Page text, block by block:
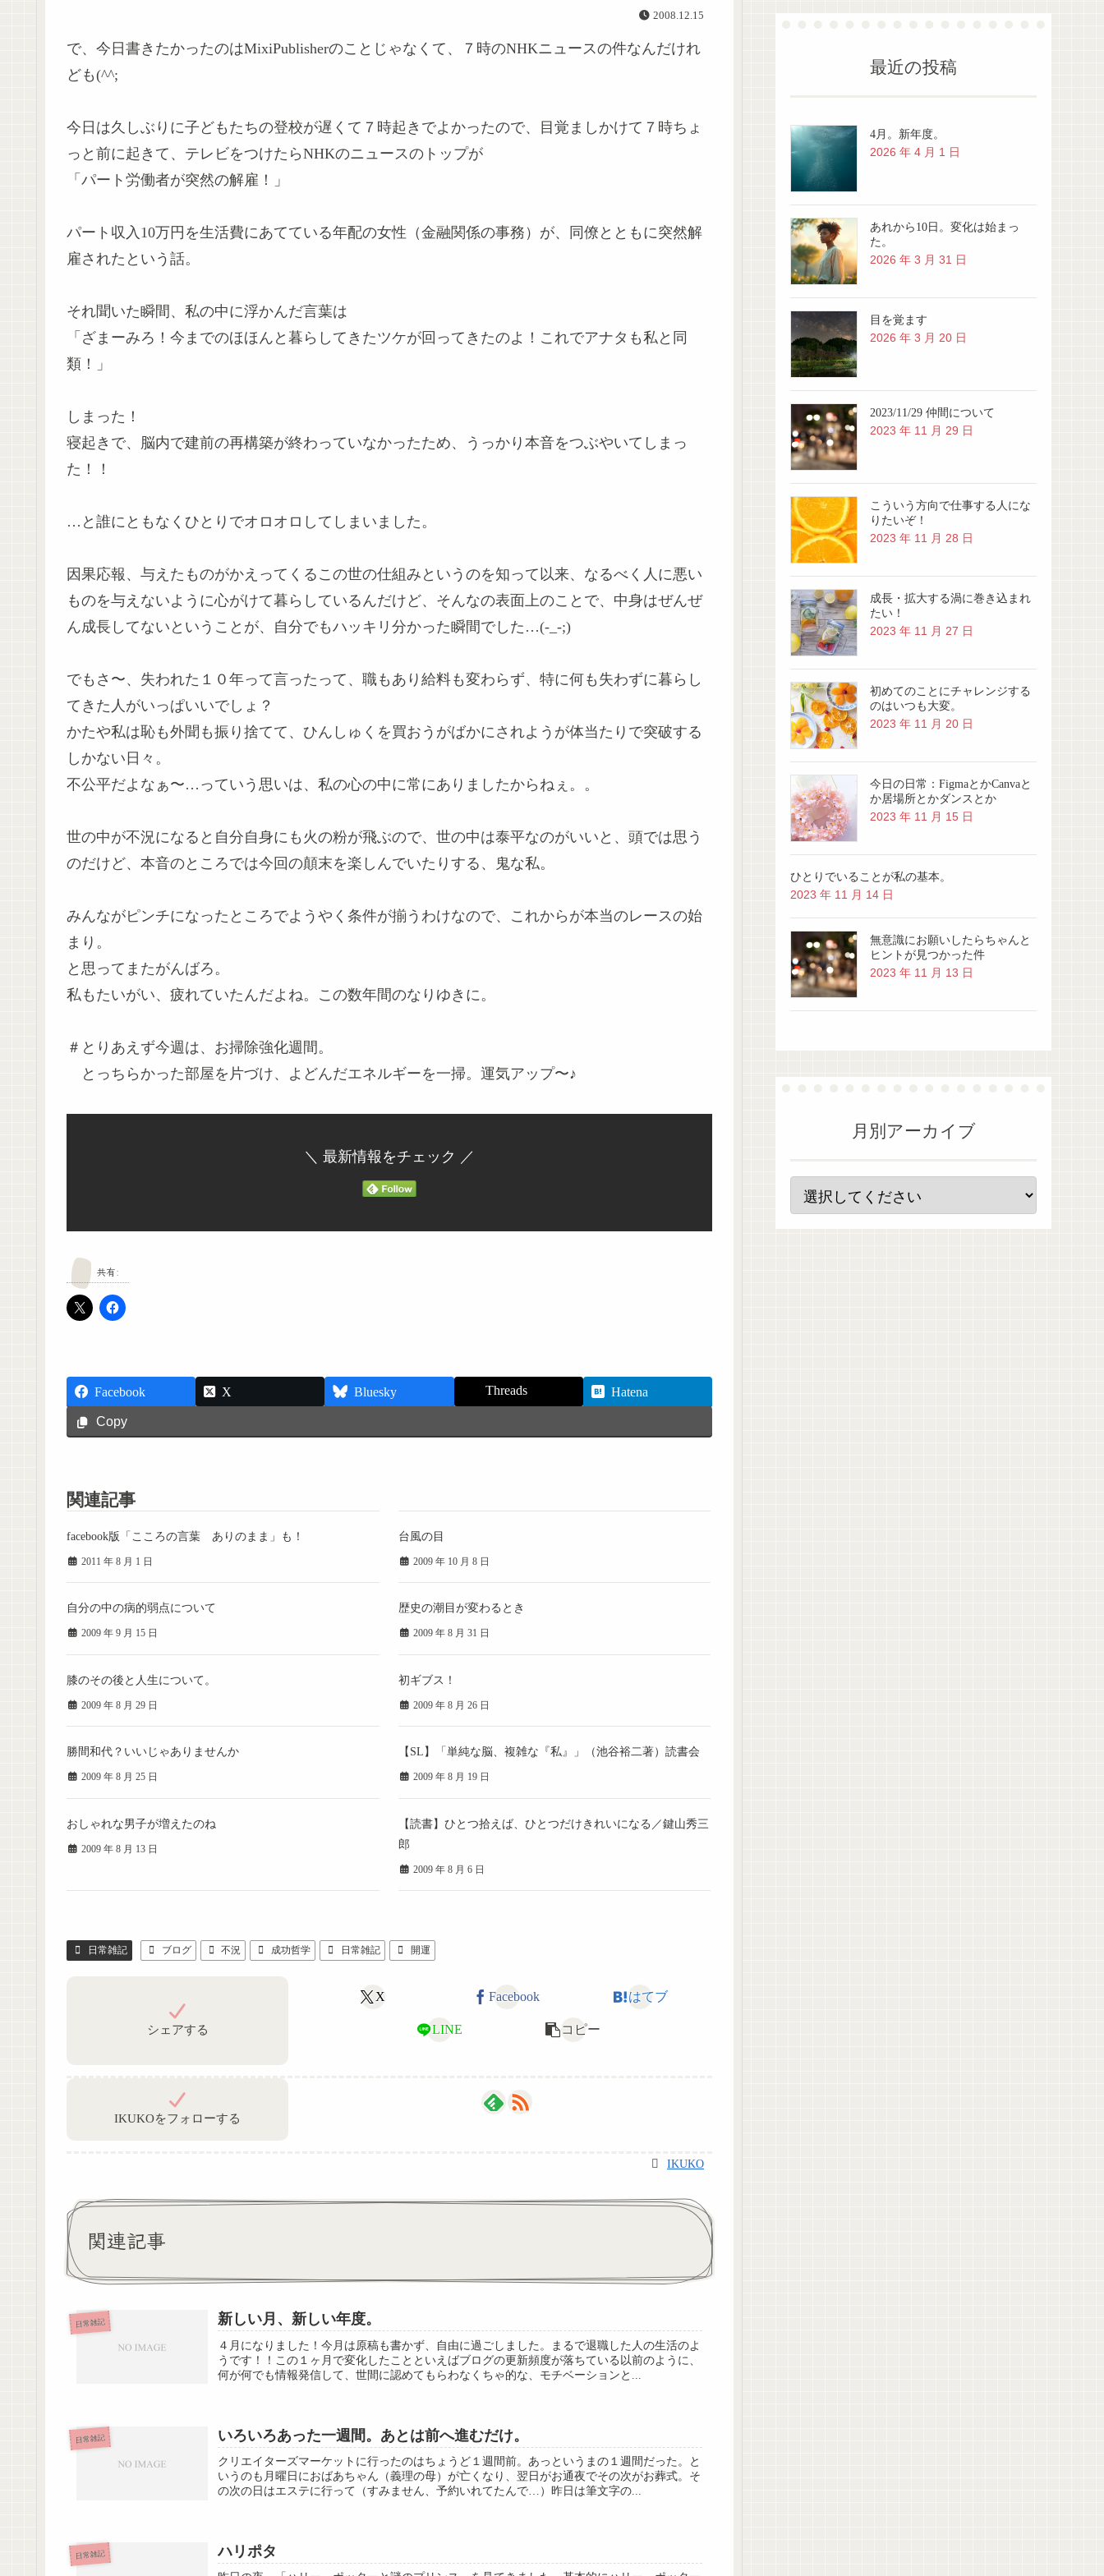
2008.12.15
で、今日書きたかったのはMixiPublisherのことじゃなくて、７時のNHKニュースの件なんだけれ
ども(^^;
今日は久しぶりに子どもたちの登校が遅くて７時起きでよかったので、目覚ましかけて７時ちょ
っと前に起きて、テレビをつけたらNHKのニュースのトップが
「パート労働者が突然の解雇！」
パート収入10万円を生活費にあてている年配の女性（金融関係の事務）が、同僚とともに突然解
雇されたという話。
それ聞いた瞬間、私の中に浮かんだ言葉は
「ざまーみろ！今までのほほんと暮らしてきたツケが回ってきたのよ！これでアナタも私と同
類！」
しまった！
寝起きで、脳内で建前の再構築が終わっていなかったため、うっかり本音をつぶやいてしまっ
た！！
…と誰にともなくひとりでオロオロしてしまいました。
因果応報、与えたものがかえってくるこの世の仕組みというのを知って以来、なるべく人に悪い
ものを与えないように心がけて暮らしているんだけど、そんなの表面上のことで、中身はぜんぜ
ん成長してないということが、自分でもハッキリ分かった瞬間でした…(-_-;)
でもさ〜、失われた１０年って言ったって、職もあり給料も変わらず、特に何も失わずに暮らし
てきた人がいっぱいいでしょ？
かたや私は恥も外聞も振り捨てて、ひんしゅくを買おうがばかにされようが体当たりで突破する
しかない日々。
不公平だよなぁ〜…っていう思いは、私の心の中に常にありましたからねぇ。。
世の中が不況になると自分自身にも火の粉が飛ぶので、世の中は泰平なのがいいと、頭では思う
のだけど、本音のところでは今回の顛末を楽しんでいたりする、鬼な私。
みんながピンチになったところでようやく条件が揃うわけなので、これからが本当のレースの始
まり。
と思ってまたがんばろ。
私もたいがい、疲れていたんだよね。この数年間のなりゆきに。
＃とりあえず今週は、お掃除強化週間。
とっちらかった部屋を片づけ、よどんだエネルギーを一掃。運気アップ〜♪
＼ 最新情報をチェック ／
共有:
Facebook X Bluesky Threads
Hatena
Copy
関連記事
facebook版「こころの言葉 ありのまま」も！
2011 年 8 月 1 日
台風の目
2009 年 10 月 8 日
自分の中の病的弱点について
2009 年 9 月 15 日
歴史の潮目が変わるとき
2009 年 8 月 31 日
膝のその後と人生について。
2009 年 8 月 29 日
初ギブス！
2009 年 8 月 26 日
勝間和代？いいじゃありませんか
2009 年 8 月 25 日
【SL】「単純な脳、複雑な『私』」（池谷裕二著）読書会
2009 年 8 月 19 日
おしゃれな男子が増えたのね
2009 年 8 月 13 日
【読書】ひとつ拾えば、ひとつだけきれいになる／鍵山秀三
郎
2009 年 8 月 6 日
日常雑記 ブログ 不況 成功哲学 日常雑記 開運
シェアする
X Facebook はてブ
LINE コピー
IKUKOをフォローする
IKUKO
関連記事
日常雑記 新しい月、新しい年度。
４月になりました！今月は原稿も書かず、自由に過ごしました。まるで退職した人の生活のよ
うです！！この１ヶ月で変化したことといえばブログの更新頻度が落ちている以前のように、
何が何でも情報発信して、世間に認めてもらわなくちゃ的な、モチベーションと...
日常雑記 いろいろあった一週間。あとは前へ進むだけ。
クリエイターズマーケットに行ったのはちょうど１週間前。あっというまの１週間だった。と
いうのも月曜日におばあちゃん（義理の母）が亡くなり、翌日がお通夜でその次がお葬式。そ
の次の日はエステに行って（すみません、予約いれてたんで…）昨日は筆文字の...
日常雑記 ハリポタ
最近の投稿
4月。新年度。
2026 年 4 月 1 日
あれから10日。変化は始まっ
た。
2026 年 3 月 31 日
目を覚ます
2026 年 3 月 20 日
2023/11/29 仲間について
2023 年 11 月 29 日
こういう方向で仕事する人にな
りたいぞ！
2023 年 11 月 28 日
成長・拡大する渦に巻き込まれ
たい！
2023 年 11 月 27 日
初めてのことにチャレンジする
のはいつも大変。
2023 年 11 月 20 日
今日の日常：FigmaとかCanvaと
か居場所とかダンスとか
2023 年 11 月 15 日
ひとりでいることが私の基本。
2023 年 11 月 14 日
無意識にお願いしたらちゃんと
ヒントが見つかった件
2023 年 11 月 13 日
月別アーカイブ